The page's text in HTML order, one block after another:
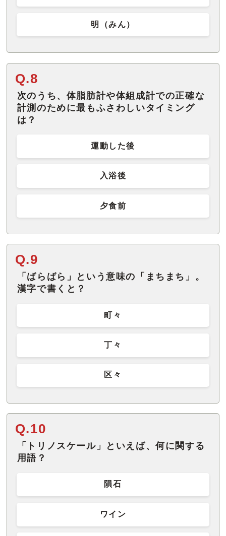
明（みん）
Q.8
次のうち、体脂肪計や体組成計での正確な
計測のために最もふさわしいタイミング
は？
運動した後
入浴後
夕食前
Q.9
「ばらばら」という意味の「まちまち」。
漢字で書くと？
町々
丁々
区々
Q.10
「トリノスケール」といえば、何に関する
用語？
隕石
ワイン